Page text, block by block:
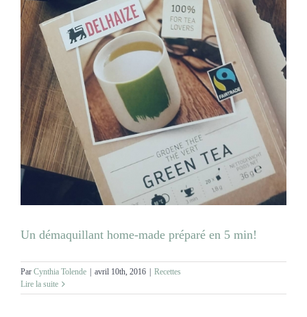
Un démaquillant home-made préparé en 5 min!
Par Cynthia Tolende avril 10th, 2016
Recettes
Lire la suite